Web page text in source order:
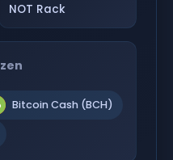
NOT Rack
Bitcoin Cash (BCH)